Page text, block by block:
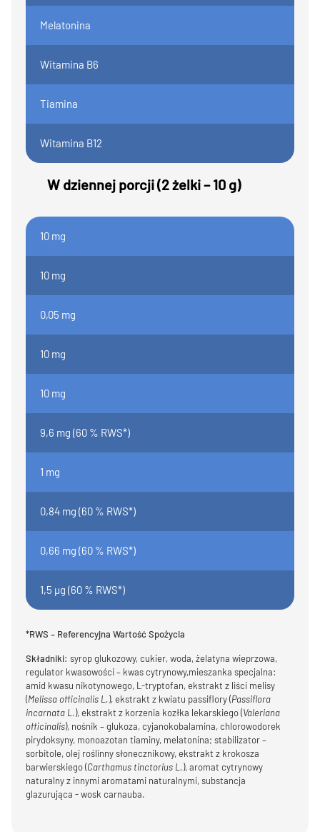
Melatonina
Witamina B6
Tiamina
Witamina B12
W dziennej porcji (2 żelki – 10 g)
10 mg
10 mg
0,05 mg
10 mg
10 mg
9,6 mg (60 % RWS*)
1 mg
0,84 mg (60 % RWS*)
0,66 mg (60 % RWS*)
1,5 µg (60 % RWS*)
*RWS – Referencyjna Wartość Spożycia
Składniki: syrop glukozowy, cukier, woda, żelatyna wieprzowa,
regulator kwasowości – kwas cytrynowy,mieszanka specjalna:
amid kwasu nikotynowego, L-tryptofan, ekstrakt z liści melisy
(Melissa officinalis L.), ekstrakt z kwiatu passiflory (Passiflora
incarnata L.), ekstrakt z korzenia kozłka lekarskiego (Valeriana
officinalis), nośnik – glukoza, cyjanokobalamina, chlorowodorek
pirydoksyny, monoazotan tiaminy, melatonina; stabilizator –
sorbitole, olej roślinny słonecznikowy, ekstrakt z krokosza
barwierskiego (Carthamus tinctorius L.), aromat cytrynowy
naturalny z innymi aromatami naturalnymi, substancja
glazurująca - wosk carnauba.